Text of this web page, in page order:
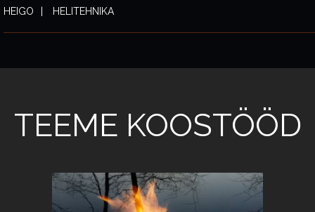
HEIGO HELITEHNIKA
TEEME KOOSTÖÖD